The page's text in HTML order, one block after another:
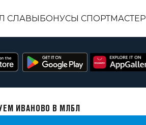
СЛАВЫБОНУСЫ СПОРТМАСТЕР
ИВАНОВО В МЛБЛ